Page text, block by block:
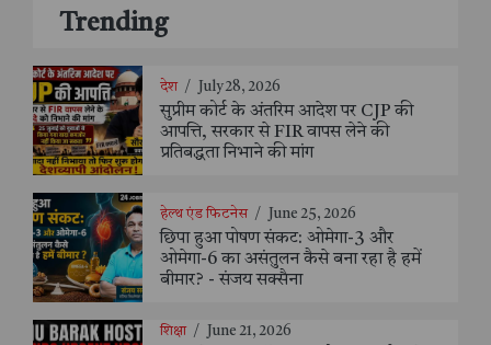
Trending
देश / July 28, 2026
सुप्रीम कोर्ट के अंतरिम आदेश पर CJP की
आपत्ति, सरकार से FIR वापस लेने की
प्रतिबद्धता निभाने की मांग
हेल्थ एंड फिटनेस / June 25, 2026
छिपा हुआ पोषण संकट: ओमेगा-3 और
ओमेगा-6 का असंतुलन कैसे बना रहा है हमें
बीमार? - संजय सक्सैना
शिक्षा / June 21, 2026